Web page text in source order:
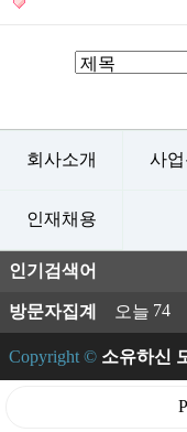
회사소개 사
인재채용
인기검색어
방문자집계 오늘 74
Copyright © 소유하신